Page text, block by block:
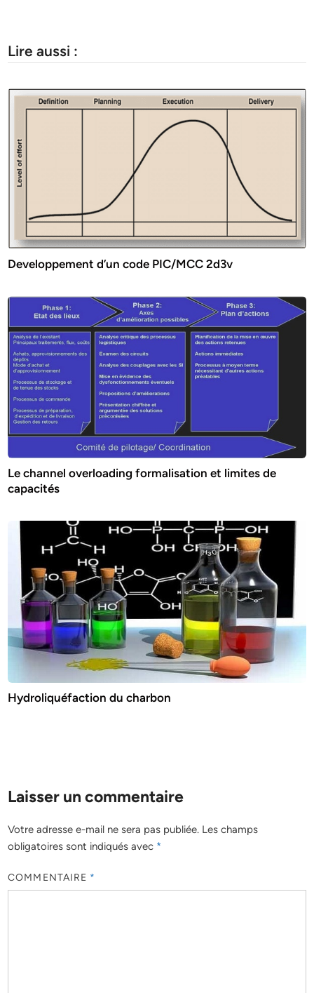
Lire aussi :
Developpement d’un code PIC/MCC 2d3v
Le channel overloading formalisation et limites de
capacités
Hydroliquéfaction du charbon
Laisser un commentaire
Votre adresse e-mail ne sera pas publiée. Les champs
obligatoires sont indiqués avec *
COMMENTAIRE *